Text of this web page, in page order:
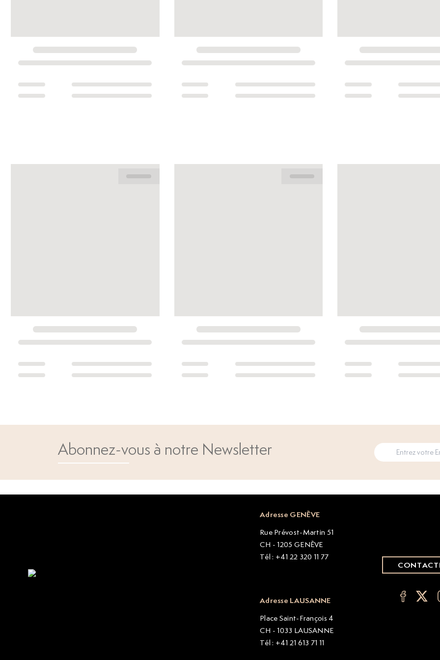
Abonnez-vous à notre Newsletter
Adresse GENÈVE
Rue Prévost-Martin 51
CH - 1205 GENÈVE
Tél : +41 22 320 11 77
Adresse LAUSANNE
Place Saint-François 4
CH - 1033 LAUSANNE
Tél : +41 21 613 71 11